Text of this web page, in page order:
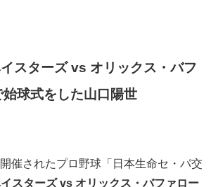
スターズ vs オリックス・バフ
始球式をした山口陽世
催されたプロ野球「 日本生命セ・パ交
スターズ vs オリックス・バファロー